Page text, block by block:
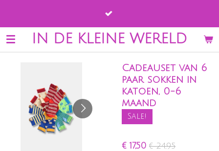
naar
de
IN DE KLEINE WERELD
Cadeauset van 6
paar sokken in
katoen, 0-6
maand
Sale!
€ 17,50 € 24,95